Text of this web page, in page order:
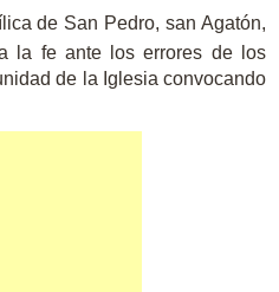
de San Pedro, san Agatón,
la fe ante los errores de los
de la Iglesia convocando